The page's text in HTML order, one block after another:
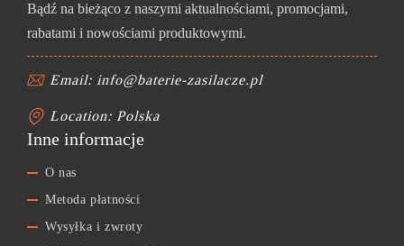
Bądź na bieżąco z naszymi aktualnościami, promocjami,
rabatami i nowościami produktowymi.
Email: info@baterie-zasilacze.pl
Location: Polska
Inne informacje
O nas
Metoda płatności
Wysyłka i zwroty